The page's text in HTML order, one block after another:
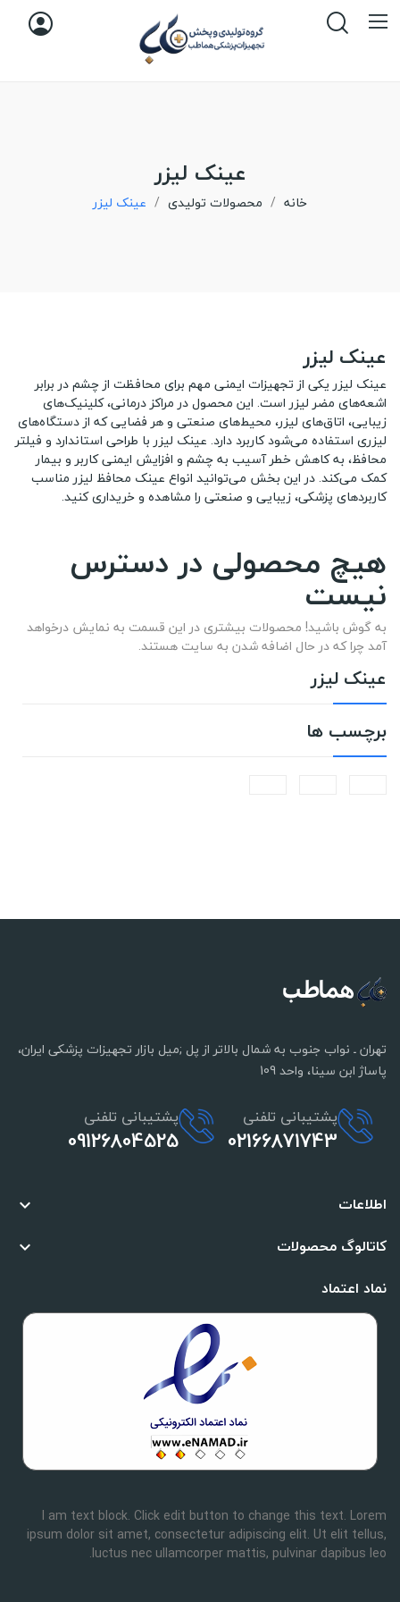
عینک لیزر
خانه محصولات تولیدی عینک لیزر
عینک لیزر
برچسب ها
عینک لیزر
عینک لیزر یکی از تجهیزات ایمنی مهم برای محافظت از چشم در برابر
اشعه‌های مضر لیزر است. این محصول در مراکز درمانی، کلینیک‌های
زیبایی، اتاق‌های لیزر، محیط‌های صنعتی و هر فضایی که از دستگاه‌های
لیزری استفاده می‌شود کاربرد دارد. عینک لیزر با طراحی استاندارد و فیلتر
محافظ، به کاهش خطر آسیب به چشم و افزایش ایمنی کاربر و بیمار
کمک می‌کند. در این بخش می‌توانید انواع عینک محافظ لیزر مناسب
کاربردهای پزشکی، زیبایی و صنعتی را مشاهده و خریداری کنید.
هیچ محصولی در دسترس
نیست
به گوش باشید! محصولات بیشتری در این قسمت به نمایش درخواهد
آمد چرا که در حال اضافه شدن به سایت هستند.
تهران ـ نواب جنوب به شمال بالاتر از پل ;میل بازار تجهیزات پزشکی ایران،
پاساژ ابن سینا، واحد 109
پشتیبانی تلفنی
02166871743
پشتیبانی تلفنی
09126804525
اطلاعات 
کاتالوگ محصولات 
نماد اعتماد
I am text block. Click edit button to change this text. Lorem
ipsum dolor sit amet, consectetur adipiscing elit. Ut elit tellus,
luctus nec ullamcorper mattis, pulvinar dapibus leo.